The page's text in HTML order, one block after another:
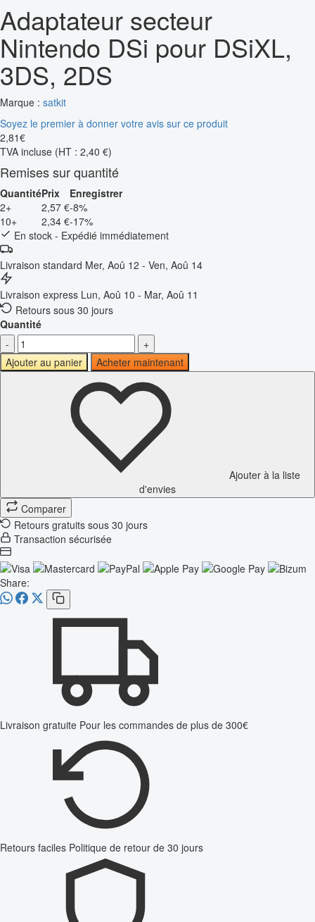
Adaptateur secteur
Nintendo DSi pour DSiXL,
3DS, 2DS
Marque : satkit
Soyez le premier à donner votre avis sur ce produit
2,81€
TVA incluse (HT : 2,40 €)
Remises sur quantité
QuantitéPrix
Enregistrer
2+
2,57 €-8%
10+
2,34 €-17%
En stock - Expédié immédiatement
Livraison standard Mer, Aoû 12 - Ven, Aoû 14
Livraison express Lun, Aoû 10 - Mar, Aoû 11
Retours sous 30 jours
Quantité
-
+
Ajouter au panier
Acheter maintenant
Ajouter à la liste
d'envies
Comparer
Retours gratuits sous 30 jours
Transaction sécurisée
Share:
Livraison gratuite Pour les commandes de plus de 300€
Retours faciles Politique de retour de 30 jours